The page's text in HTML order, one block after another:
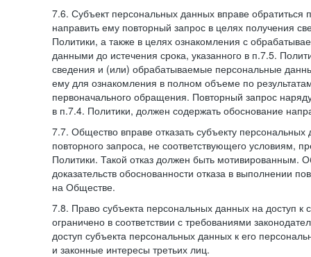
7.6. Субъект персональных данных вправе обратиться
направить ему повторный запрос в целях получения
Политики, а также в целях ознакомления с
данными до истечения срока, указанного в п.7.5.
сведения и (или) обрабатываемые персональные
ему для ознакомления в полном объеме по
первоначального обращения. Повторный запрос
в п.7.4. Политики, должен содержать обоснование
7.7. Общество вправе отказать субъекту
повторного запроса, не соответствующего условиям,
Политики. Такой отказ должен быть мотивированным.
доказательств обоснованности отказа в выполнении
на Обществе.
7.8. Право субъекта персональных данных на доступ
ограничено в соответствии с требованиями
доступ субъекта персональных данных к его
и законные интересы третьих лиц.